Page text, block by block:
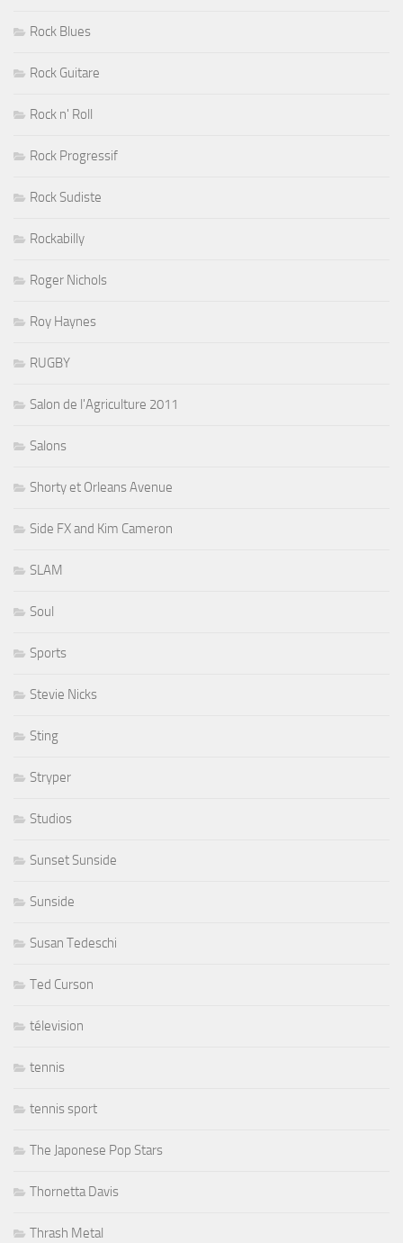
Rock Blues
Rock Guitare
Rock n' Roll
Rock Progressif
Rock Sudiste
Rockabilly
Roger Nichols
Roy Haynes
RUGBY
Salon de l'Agriculture 2011
Salons
Shorty et Orleans Avenue
Side FX and Kim Cameron
SLAM
Soul
Sports
Stevie Nicks
Sting
Stryper
Studios
Sunset Sunside
Sunside
Susan Tedeschi
Ted Curson
télevision
tennis
tennis sport
The Japonese Pop Stars
Thornetta Davis
Thrash Metal